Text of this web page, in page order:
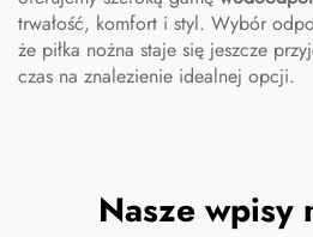
trwałość, komfort i styl. Wybór
że piłka nożna staje się jeszcze
czas na znalezienie idealnej opcji.
Nasze wpisy